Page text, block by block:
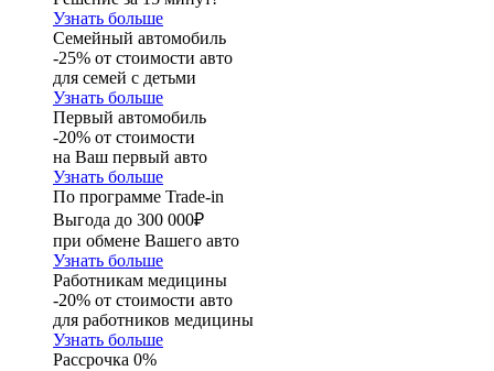
Узнать больше
Семейный автомобиль
-25% от стоимости авто
для семей с детьми
Узнать больше
Первый автомобиль
-20% от стоимости
на Ваш первый авто
Узнать больше
По программе Trade-in
Выгода до 300 000₽
при обмене Вашего авто
Узнать больше
Работникам медицины
-20% от стоимости авто
для работников медицины
Узнать больше
Рассрочка 0%